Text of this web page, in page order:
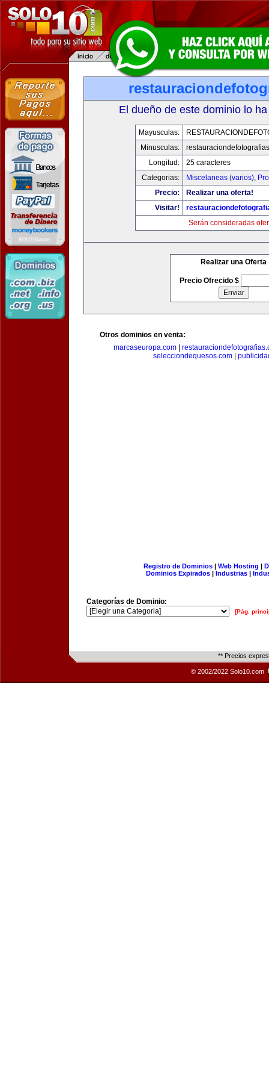
El dueño de este dominio lo
Mayusculas:
Minusculas:
Longitud:
25 caracteres
Categorias:
Miscelaneas (varios),
Precio:
Realizar una oferta!
Visitar!
Serán consideradas
Realizar una Oferta
Precio Ofrecido $
Otros dominios en venta:
marcaseuropa.com|
selecciondequesos.com|
Registro de Dominios| Web Hosting |
Dominios Expirados | Industrias |
Categorías de Dominio:
[Pág.
** Precios
© 2002/2022 Solo10.com